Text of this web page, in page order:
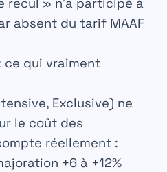
recul » n’a participé à
absent du tarif MAAF
ce qui vraiment
Exclusive) ne
le coût des
réellement :
+6 à +12%